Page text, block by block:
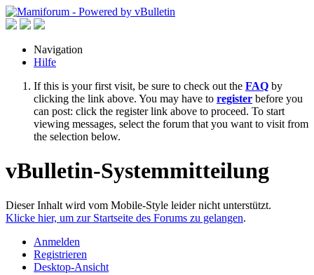
Navigation
Hilfe
If this is your first visit, be sure to check out the FAQ by
clicking the link above. You may have to register before you
can post: click the register link above to proceed. To start
viewing messages, select the forum that you want to visit from
the selection below.
vBulletin-Systemmitteilung
Dieser Inhalt wird vom Mobile-Style leider nicht unterstützt.
Klicke hier, um zur Startseite des Forums zu gelangen.
Anmelden
Registrieren
Desktop-Ansicht